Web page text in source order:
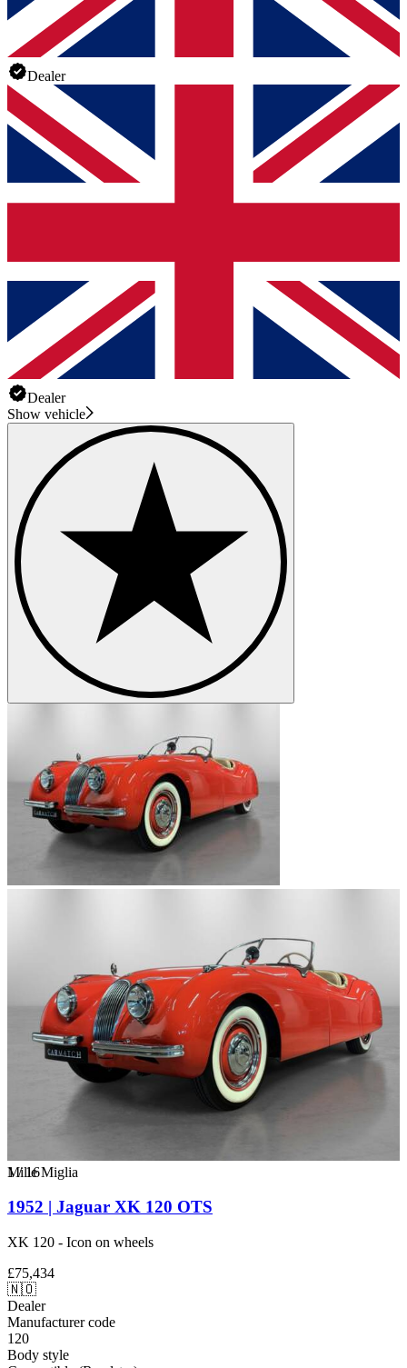
Dealer
Dealer
Show vehicle
1/16
Mille Miglia
1952 | Jaguar XK 120 OTS
XK 120 - Icon on wheels
£75,434
🇳🇴
Dealer
Manufacturer code
120
Body style